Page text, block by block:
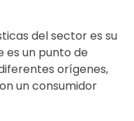
del sector es su
es un punto de
orígenes,
un consumidor